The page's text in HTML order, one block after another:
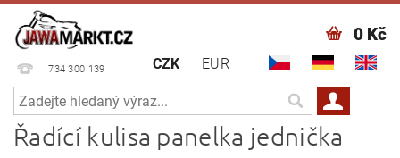
734 300 139 CZK EUR
0 Kč
Řadící kulisa panelka jednička